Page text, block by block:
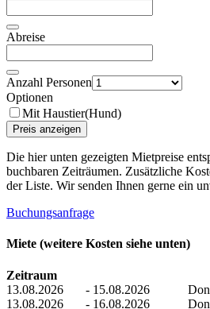
Abreise
Anzahl Personen
Optionen
Mit Haustier(Hund)
Preis anzeigen
Die hier unten gezeigten Mietpreise
buchbaren Zeiträumen. Zusätzliche
der Liste. Wir senden Ihnen gerne ein
Buchungsanfrage
Miete (weitere Kosten siehe unten)
Zeitraum
13.08.2026
- 15.08.2026
13.08.2026
- 16.08.2026